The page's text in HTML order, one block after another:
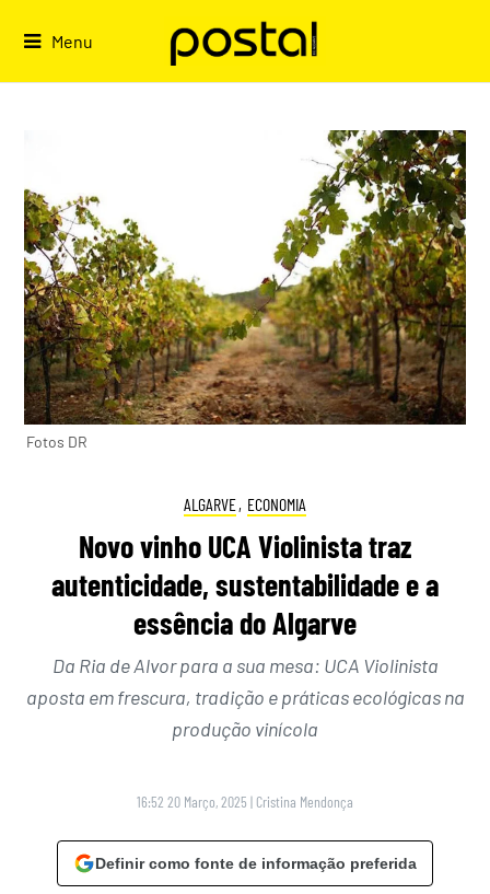
Menu
Fotos DR
ALGARVE, ECONOMIA
Novo vinho UCA Violinista traz
autenticidade, sustentabilidade e a
essência do Algarve
Da Ria de Alvor para a sua mesa: UCA Violinista
aposta em frescura, tradição e práticas ecológicas na
produção vinícola
16:52 20 Março, 2025 | Cristina Mendonça
Definir como fonte de informação preferida